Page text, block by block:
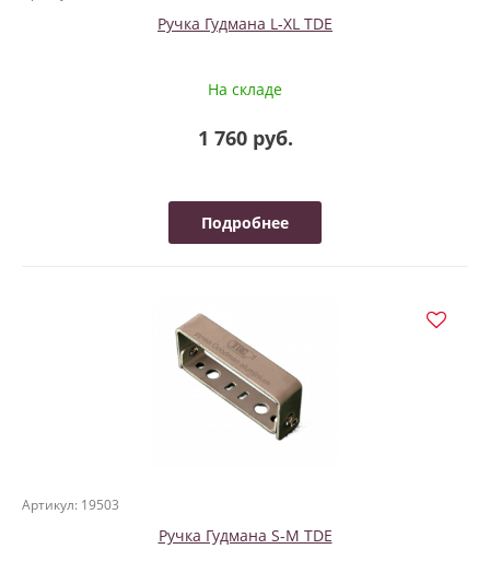
Ручка Гудмана L-XL TDE
На складе
1 760 руб.
Подробнее
Артикул: 19503
Ручка Гудмана S-M TDE